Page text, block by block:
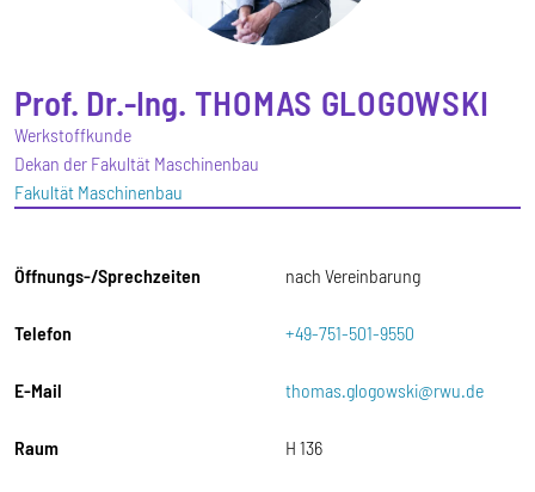
Prof. Dr.-Ing. THOMAS GLOGOWSKI
Werkstoffkunde
Dekan der Fakultät Maschinenbau
Fakultät Maschinenbau
Öffnungs-/Sprechzeiten nach Vereinbarung
Telefon +49-751-501-9550
E-Mail thomas.glogowski@rwu.de
Raum H 136